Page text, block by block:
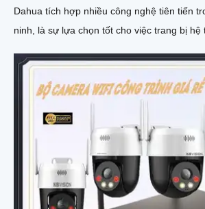
Dahua tích hợp nhiều công nghệ tiên tiến
ninh, là sự lựa chọn tốt cho việc trang bị hệ